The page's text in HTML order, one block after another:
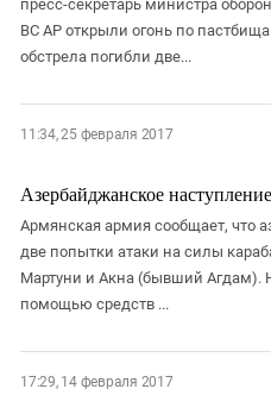
пресс-секретарь министра
ВС АР открыли огонь по
обстрела погибли две...
11:34, 25 февраля 2017
Азербайджанское
Армянская армия сообщает, что
две попытки атаки на силы
Мартуни и Акна (бывший Агдам).
помощью средств ...
17:29, 14 февраля 2017